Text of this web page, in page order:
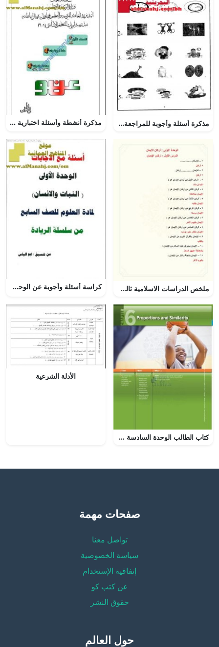
مذكرة أسئلة وأجوبة للمراجعة النهائية للدور الثاني (لغة انجليزية) الرابع مذكرة أنشطة وأسئلة اختبارية شاملة (رياضيات) الأول
ملخص الدراسات الاسلامية ثالث ابتدائي الفصل الثاني – المنهاج السعودي كراسة أسئلة وأجوبة عن الوحدة الأولى (علوم) السابع
كتاب الطالب الوحدة السادسة PROPORTIONS AND SIMILARITY, (رياضيات) العاشر العام
الأدلة الشرعية
صفحات مهمة
تواصل معنا
سياسة الخصوصية
إتفاقية الإستخدام
عن كتب كو
حقوق النشر
حول العالم